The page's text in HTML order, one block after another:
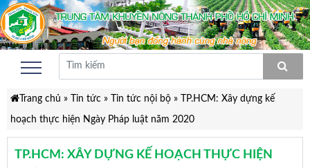
Trang chủ » Tin tức» Tin tức nội bộ»
TP.HCM: Xây dựng kế
hoạch thực hiện Ngày Pháp luật năm 2020
TP.HCM: XÂY DỰNG KẾ HOẠCH THỰC HIỆN